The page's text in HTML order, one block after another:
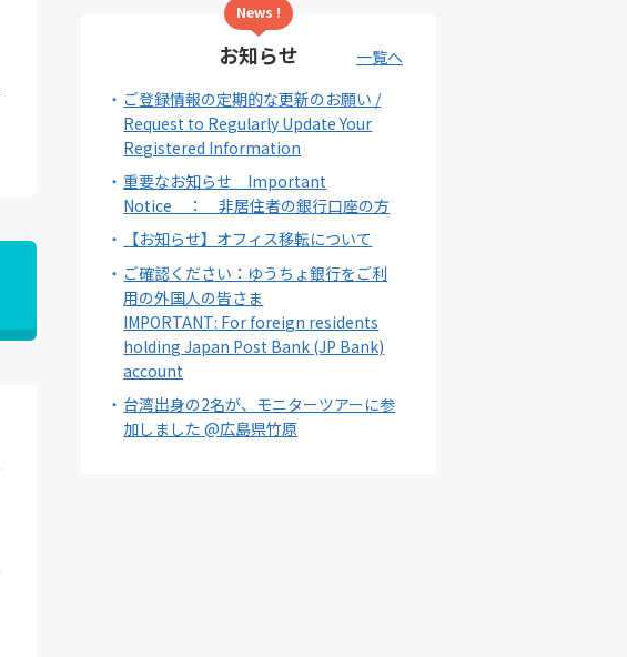
News !
お知らせ
一覧へ
ご登録情報の定期的な更新のお願い /
Request to Regularly Update Your
Registered Information
重要なお知らせ Important
Notice ： 非居住者の銀行口座の方
【お知らせ】オフィス移転について
ご確認ください：ゆうちょ銀行をご利
用の外国人の皆さま
IMPORTANT: For foreign residents
holding Japan Post Bank (JP Bank)
account
台湾出身の2名が、モニターツアーに参
加しました @広島県竹原